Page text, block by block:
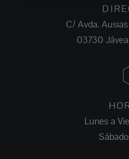
C/ Avda.
03730
Lunes a